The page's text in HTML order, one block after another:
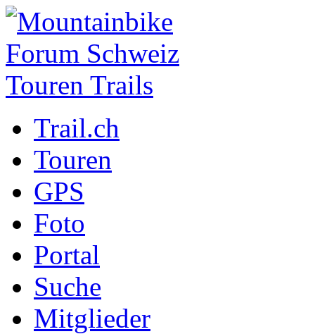
Trail.ch
Touren
GPS
Foto
Portal
Suche
Mitglieder